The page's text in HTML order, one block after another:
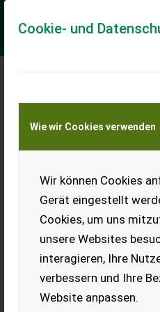
Cookie- und
Wie wir Cookies verwenden
Wir können Cookies
Gerät eingestellt
Cookies, um uns
unsere Websites
interagieren, Ihre
verbessern und Ihre
Website anpassen.
Meine
Transport von Land-
KEINE
Holzknecht HS 550
Holzknecht Seilwinde HS 550
und Seileinlaufbremse,
Gewicht ca. 370 kg, 80 m/10er
EUR 10.990 inkl. 20 % MwSt.